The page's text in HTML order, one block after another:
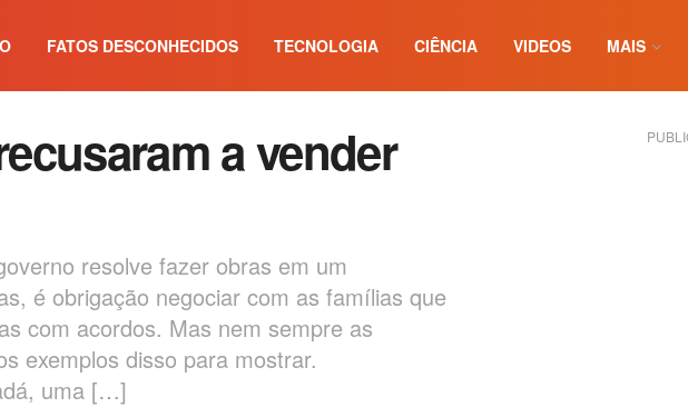
FATOS DESCONHECIDOS TECNOLOGIA CIÊNCIA VIDEOS MAIS
a vender
resolve fazer obras em um
é obrigação negociar com as famílias que
com acordos. Mas nem sempre as
exemplos disso para mostrar.
uma […]